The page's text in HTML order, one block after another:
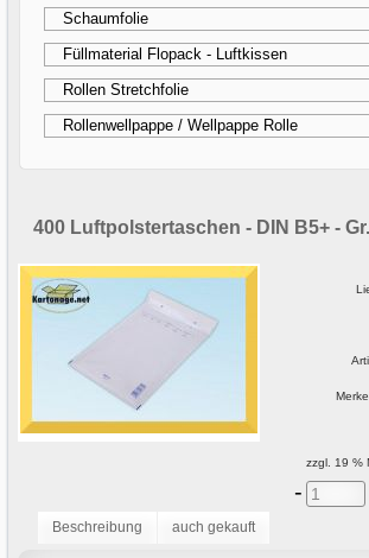
Schaumfolie
Füllmaterial Flopack - Luftkissen
Rollen Stretchfolie
Rollenwellpappe / Wellpappe Rolle
400 Luftpolstertaschen - DIN B5+ -
zzgl. 19 %
-
Beschreibung auch gekauft